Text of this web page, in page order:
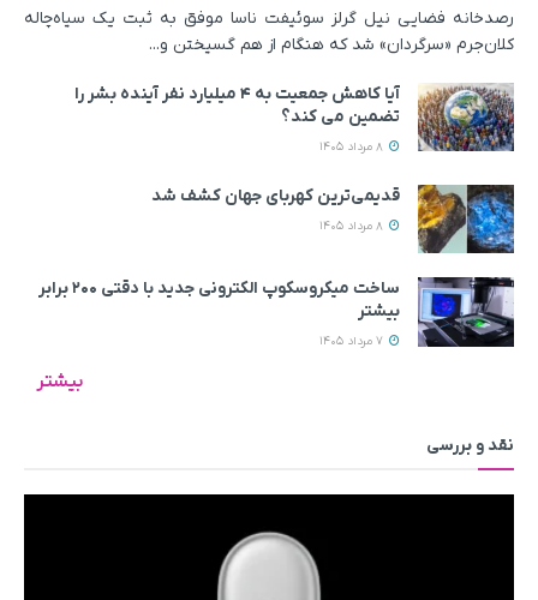
رصدخانه فضایی نیل گرلز سوئیفت ناسا موفق به ثبت یک سیاه‌چاله
کلان‌جرم «سرگردان» شد که هنگام از هم گسیختن و...
آیا کاهش جمعیت به ۴ میلیارد نفر آینده بشر را
تضمین می‌ کند؟
قدیمی‌ترین کهربای جهان کشف شد
ساخت میکروسکوپ الکترونی جدید با دقتی ۲۰۰ برابر
بیشتر
بیشتر
نقد و بررسی